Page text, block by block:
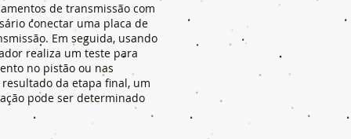
de transmissão com
conectar uma placa de
Em seguida, usando
realiza um teste para
no pistão ou nas
resultado da etapa final, um
pode ser determinado